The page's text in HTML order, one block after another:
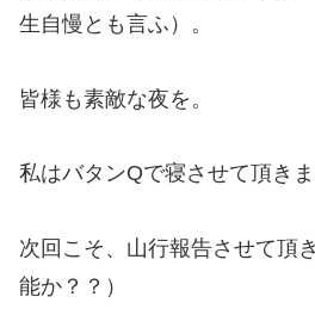
生自慢とも言ふ）。
皆様も素敵な夜を。
私はバタンQで寝させて頂き
次回こそ、山行報告させて頂
能か？？）